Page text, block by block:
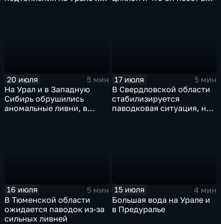
20 июля
5 мин
На Урал и в Западную
Сибирь обрушились
аномальные ливни, в
17 июля
5 мин
В Свердловской области
стабилизируется
паводковая ситуация, но
16 июля
5 мин
В Тюменской области
ожидается паводок из-за
сильных ливней
15 июля
4 мин
Большая вода на Урале и
в Предуралье